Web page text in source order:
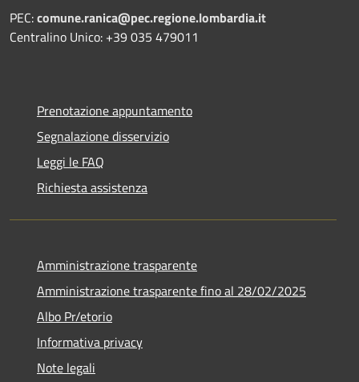
PEC:comune.ranica@pec.regione.lombardia.it
Centralino Unico: +39 035 479011
Prenotazione appuntamento
Segnalazione disservizio
Leggi le FAQ
Richiesta assistenza
Amministrazione trasparente
Amministrazione trasparente fino al 28/02/2025
Albo Pr/etorio
Informativa privacy
Note legali